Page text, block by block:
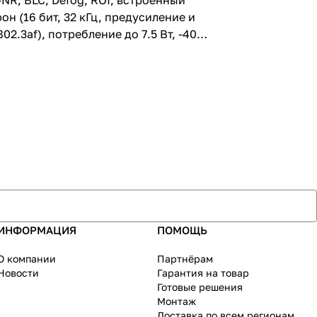
(16 бит, 32 кГц, предусиление и
потребление до 7.5 Вт, -40…
компании
ПОМОЩЬ
Партнёрам
Гарантия на товар
Готовые решения
Монтаж